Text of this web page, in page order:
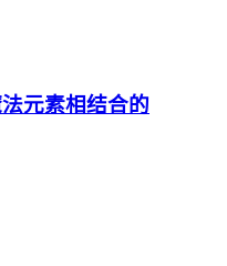
元素相结合的